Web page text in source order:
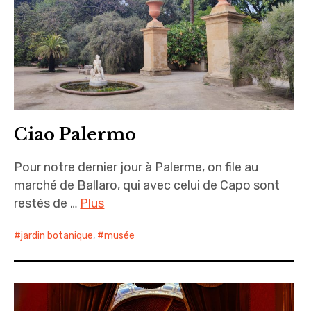
Ciao Palermo
Pour notre dernier jour à Palerme, on file au
marché de Ballaro, qui avec celui de Capo sont
restés de … Plus
jardin botanique, musée